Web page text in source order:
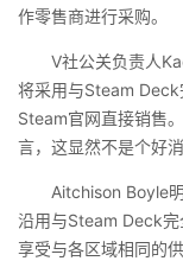
作零售商进行采购。
V社公关负责人
将采用与Steam Deck
Steam官网直接销售
言，这显然不是个好消
Aitchison Boyle明
沿用与Steam Deck完
享受与各区域相同的